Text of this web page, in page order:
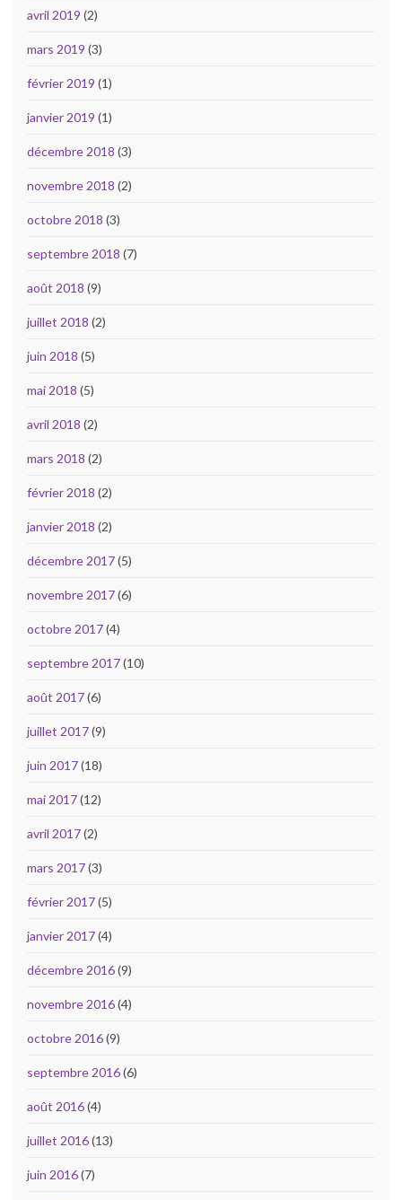
avril 2019 (2)
mars 2019 (3)
février 2019 (1)
janvier 2019 (1)
décembre 2018 (3)
novembre 2018 (2)
octobre 2018 (3)
septembre 2018 (7)
août 2018 (9)
juillet 2018 (2)
juin 2018 (5)
mai 2018 (5)
avril 2018 (2)
mars 2018 (2)
février 2018 (2)
janvier 2018 (2)
décembre 2017(5)
novembre 2017(6)
octobre 2017(4)
septembre 2017(10)
août 2017(6)
juillet 2017(9)
juin 2017(18)
mai 2017(12)
avril 2017(2)
mars 2017(3)
février 2017(5)
janvier 2017(4)
décembre 2016(9)
novembre 2016(4)
octobre 2016(9)
septembre 2016(6)
août 2016(4)
juillet 2016(13)
juin 2016(7)